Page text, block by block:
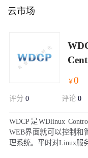
云市场
￥0
评分 0 评论 0
WDCP是WDlinux
WEB界面就可以控制和
理系统。平时对Linux服